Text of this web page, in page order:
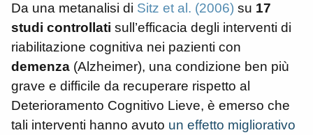
Da una metanalisi di Sitz et al. (2006) su 17
studi controllati sull’efficacia degli interventi di
riabilitazione cognitiva nei pazienti con
demenza (Alzheimer), una condizione ben più
grave e difficile da recuperare rispetto al
Deterioramento Cognitivo Lieve, è emerso che
tali interventi hanno avuto un effetto migliorativo